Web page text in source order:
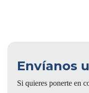
Envíanos
Si quieres ponerte en